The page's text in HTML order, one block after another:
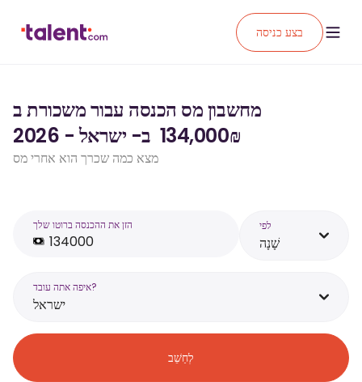
בצע כניסה
מחשבון מס הכנסה עבור משכורת ב
₪‏134,000 ‏ ב- ישראל - 2026
מצא כמה שכרך הוא אחרי מס
הזן את ההכנסה ברוטו שלך לפי
שָׁנָה
איפה אתה עובד?
ישראל
לְחַשֵׁב